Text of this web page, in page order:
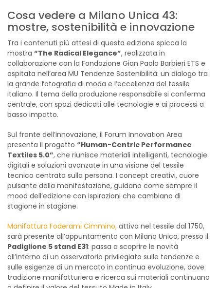
Cosa vedere a Milano Unica 43:
mostre, sostenibilità e innovazione
Tra i contenuti più attesi di questa edizione spicca la
mostra “The Radical Elegance”, realizzata in
collaborazione con la Fondazione Gian Paolo Barbieri ETS e
ospitata nell’area MU Tendenze Sostenibilità: un dialogo tra
la grande fotografia di moda e l’eccellenza del tessile
italiano. Il tema della produzione responsabile si conferma
centrale, con spazi dedicati alle tecnologie e ai processi a
basso impatto.
Sul fronte dell’innovazione, il Forum Innovation Area
presenta il progetto “Human-Centric Performance
Textiles 5.0”, che riunisce materiali intelligenti, tecnologie
digitali e soluzioni avanzate in una visione del tessile
tecnico centrata sulla persona. I concept creativi, cuore
pulsante della manifestazione, guidano come sempre il
mood dell’edizione con ispirazioni che cambiano di
stagione in stagione.
Manifattura Foderami Cimmino, attiva nel tessile dal 1750,
sarà presente all’appuntamento con Milano Unica, presso il
Padiglione 5 stand E31: passa a scoprire le novità
all’interno di un osservatorio privilegiato sulle tendenze e
sulle esigenze di un mercato in continua evoluzione, dove
tradizione manifatturiera e ricerca sui materiali continuano